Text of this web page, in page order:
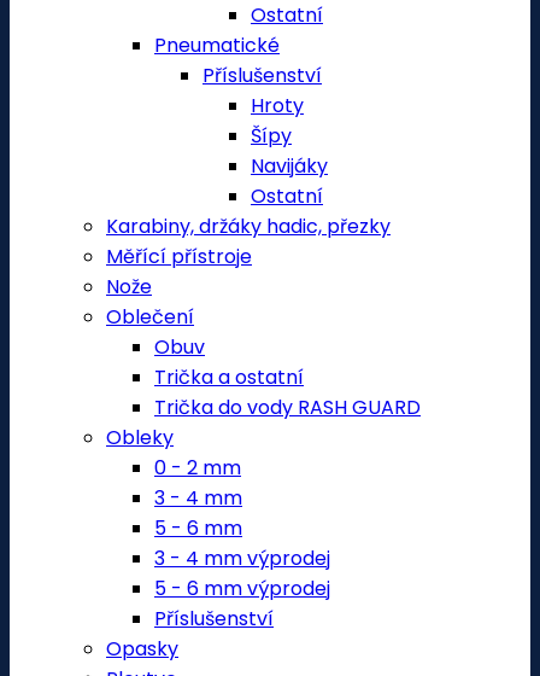
Ostatní
Pneumatické
Příslušenství
Hroty
Šípy
Navijáky
Ostatní
Karabiny, držáky hadic, přezky
Měřící přístroje
Nože
Oblečení
Obuv
Trička a ostatní
Trička do vody RASH GUARD
Obleky
0 - 2 mm
3 - 4 mm
5 - 6 mm
3 - 4 mm výprodej
5 - 6 mm výprodej
Příslušenství
Opasky